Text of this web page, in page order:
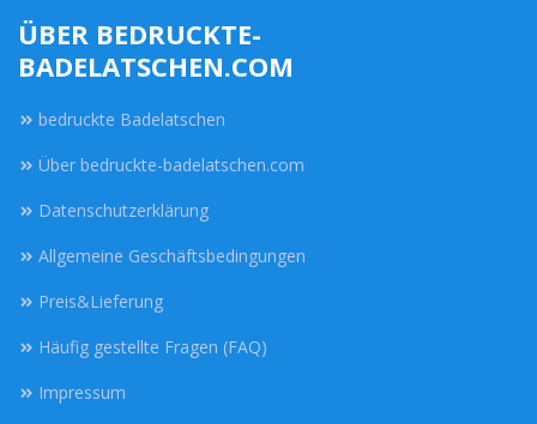
ÜBER BEDRUCKTE-
BADELATSCHEN.COM
bedruckte Badelatschen
Über bedruckte-badelatschen.com
Datenschutzerklärung
Allgemeine Geschäftsbedingungen
Preis&Lieferung
Häufig gestellte Fragen (FAQ)
Impressum